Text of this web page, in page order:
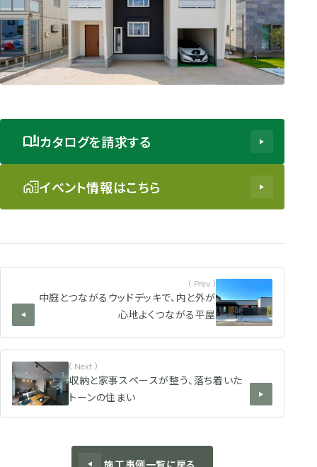
カタログを請求する
イベント情報はこちら
( Prev )
中庭とつながるウッドデッキで、内と外が
心地よくつながる平屋
( Next )
収納と家事スペースが整う、落ち着いた
トーンの住まい